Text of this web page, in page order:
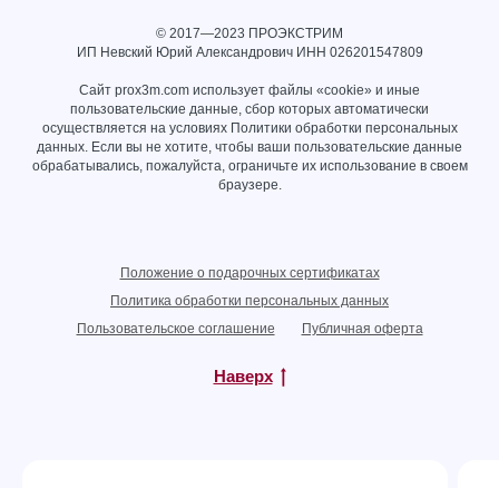
© 2017—2023 ПРОЭКСТРИМ
ИП Невский Юрий Александрович ИНН 026201547809
Сайт prox3m.com использует файлы «cookie» и иные
пользовательские данные, сбор которых автоматически
осуществляется на условиях Политики обработки персональных
данных. Если вы не хотите, чтобы ваши пользовательские данные
обрабатывались, пожалуйста, ограничьте их использование в своем
браузере.
Положение о подарочных сертификатах
Политика обработки персональных данных
Пользовательское соглашение
Публичная оферта
Наверх